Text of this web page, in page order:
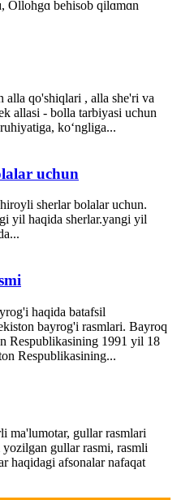
Ollohgɑ behisob qilɑmɑn
alla qo'shiqlari , alla she'ri va
allasi - bolla tarbiyasi uchun
ko‘ngliga...
uchun
sherlar bolalar uchun.
yil haqida sherlar.yangi yil
haqida batafsil
bayrog'i rasmlari. Bayroq
Respublikasining 1991 yil 18
Respublikasining...
ma'lumotar, gullar rasmlari
gullar rasmi, rasmli
haqidagi afsonalar nafaqat